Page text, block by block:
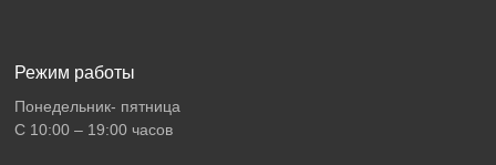
Режим работы
Понедельник- пятница
С 10:00 – 19:00 часов